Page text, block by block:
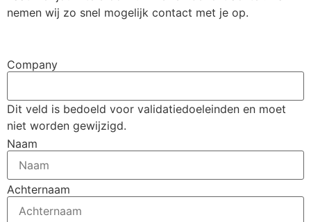
nemen wij zo snel mogelijk contact met je op.
Company
Dit veld is bedoeld voor validatiedoeleinden en moet
niet worden gewijzigd.
Naam
Achternaam